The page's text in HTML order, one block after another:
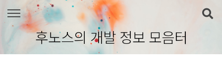
본문 바로가기
후노스의 개발 정보 모음터